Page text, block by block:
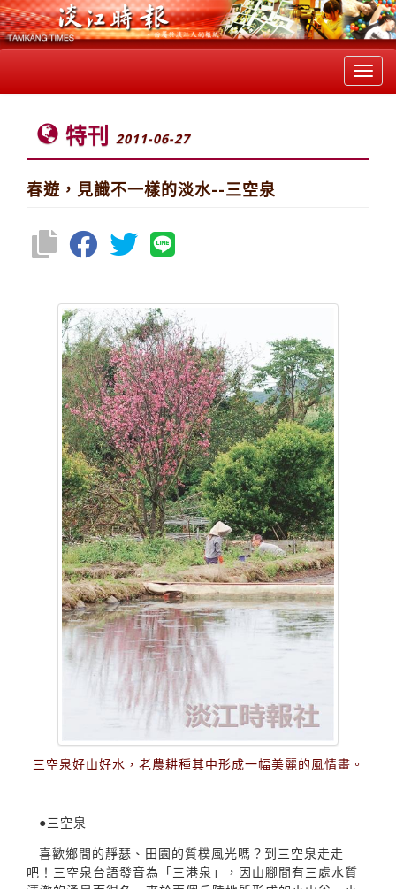
特刊 2011-06-27
春遊，見識不一樣的淡水--三空泉
三空泉好山好水，老農耕種其中形成一幅美麗的風情畫。
●三空泉
喜歡鄉間的靜瑟、田園的質樸風光嗎？到三空泉走走
吧！三空泉台語發音為「三港泉」，因山腳間有三處水質